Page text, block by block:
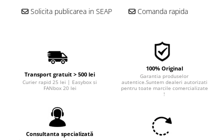
■ Filtre agent racire
Filtre agent racire
Accesorii filtre
Filtre combustibil
Solicita publicarea in SEAP Comanda rapida
Transport gratuit > 500 lei
Curier rapid 25 lei | Easybox si
FANbox 20 lei
100% Original
Garantia produselor
autentice.Suntem dealeri autorizati
pentru toate marcile comercializate
!
Consultanta specializată